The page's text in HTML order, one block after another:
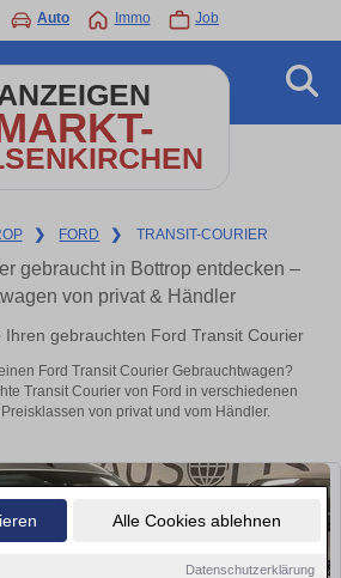
Alle Cookies ablehnen
Datenschutzerklärung
Auto Immo Job
❯ FORD ❯ TRANSIT-COURIER
gebraucht in Bottrop entdecken –
von privat & Händler
Ihren gebrauchten Ford Transit Courier
Ford Transit Courier Gebrauchtwagen?
Transit Courier von Ford in verschiedenen
von privat und vom Händler.